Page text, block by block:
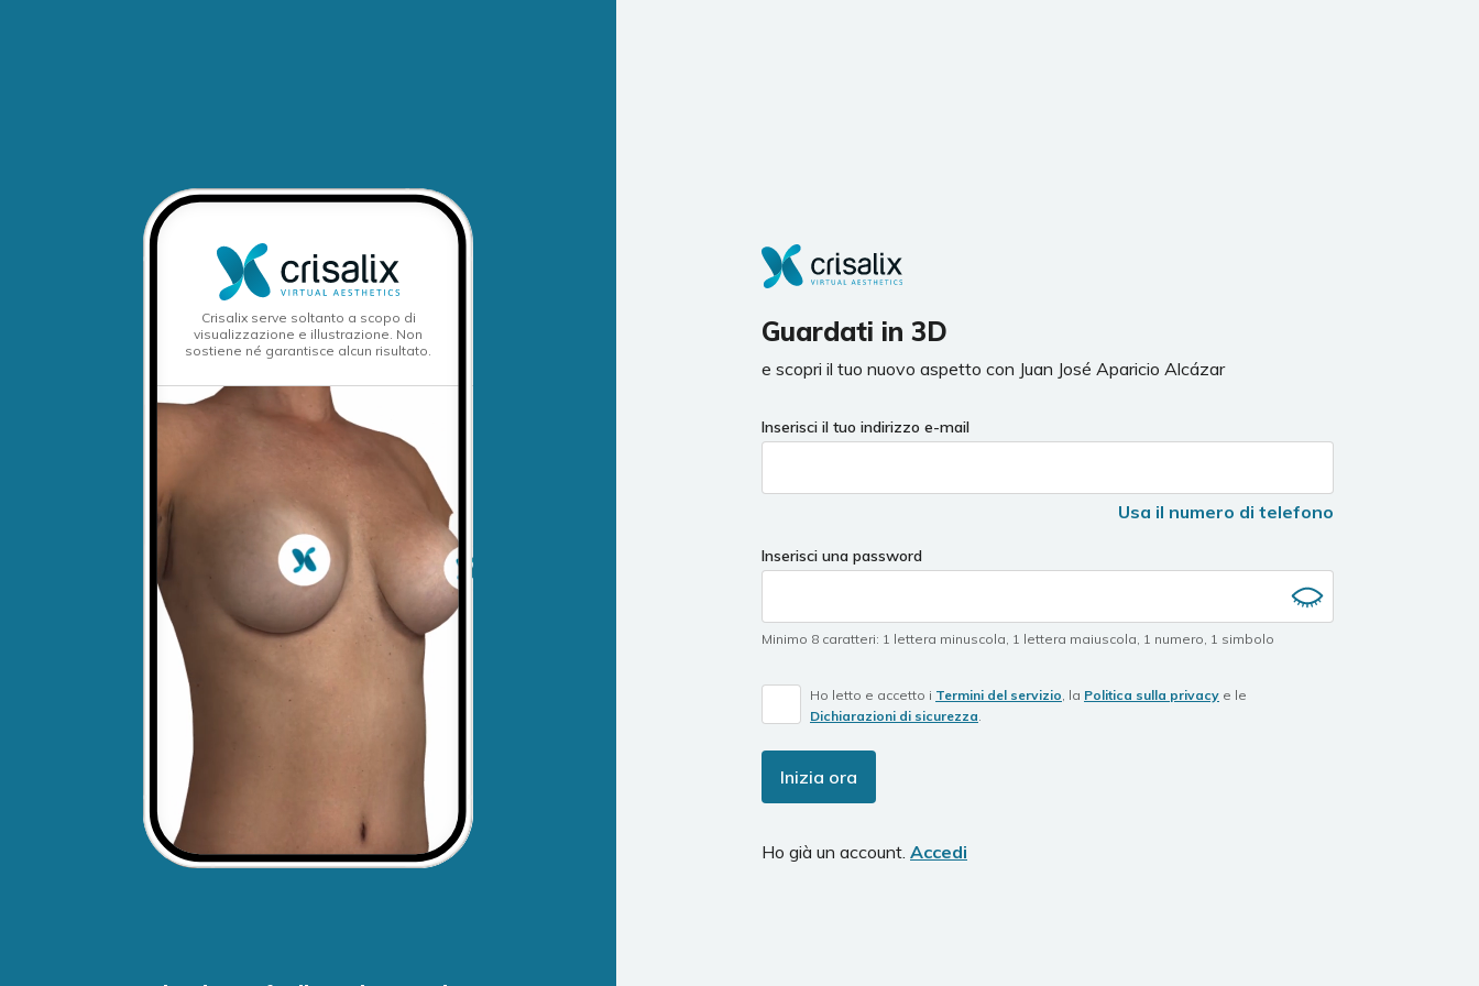
Crisalix serve soltanto a scopo di
visualizzazione e illustrazione. Non
sostiene né garantisce alcun risultato.
Guardati in 3D
e scopri il tuo nuovo aspetto con Juan José Aparicio Alcázar
If
a
ignore
this
Inserisci il tuo indirizzo e-mail
Usa il numero di telefono
Inserisci una password
Minimo 8 caratteri: 1 lettera minuscola 1 lettera maiuscola 1 numero 1 simbolo
Ho letto e accetto i Termini del servizio , la Politica sulla privacy e le
Dichiarazioni di sicurezza
Inizia ora
Ho già un account. Accedi